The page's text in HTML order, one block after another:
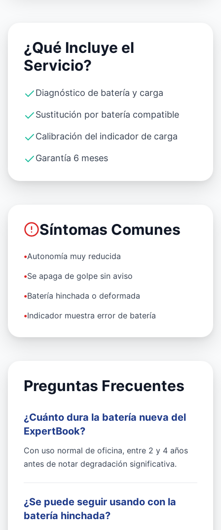
¿Qué Incluye el
Servicio?
Diagnóstico de batería y carga
Sustitución por batería compatible
Calibración del indicador de carga
Garantía 6 meses
Síntomas Comunes
•Autonomía muy reducida
•Se apaga de golpe sin aviso
•Batería hinchada o deformada
•Indicador muestra error de batería
Preguntas Frecuentes
¿Cuánto dura la batería nueva del
ExpertBook?
Con uso normal de oficina, entre 2 y 4 años
antes de notar degradación significativa.
¿Se puede seguir usando con la
batería hinchada?